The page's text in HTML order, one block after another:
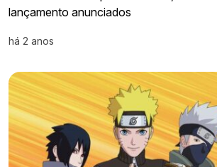
lançamento anunciados
há 2 anos